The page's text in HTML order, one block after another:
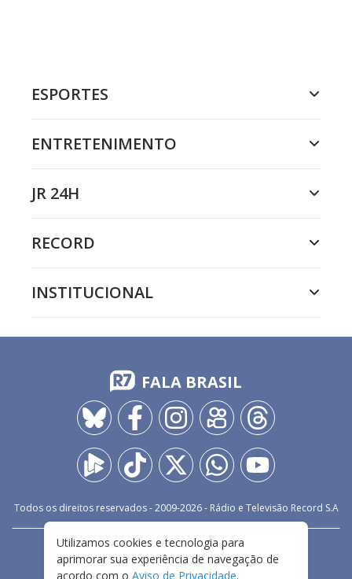
ESPORTES
ENTRETENIMENTO
JR 24H
RECORD
INSTITUCIONAL
FALA BRASIL
Todos os direitos reservados - 2009-2026- Rádio e Televisão Record S.A
FALE CONOSCO
PRIVACIDADE
TERMOS E CONDIÇÕES DE USO
Utilizamos cookies e tecnologia para
aprimorar sua experiência de navegação de
acordo com o Aviso de Privacidade.